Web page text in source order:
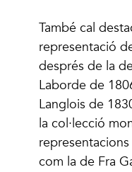
També cal
representació
després de la
Laborde de
Langlois de
la col·lecció
com la de Fra